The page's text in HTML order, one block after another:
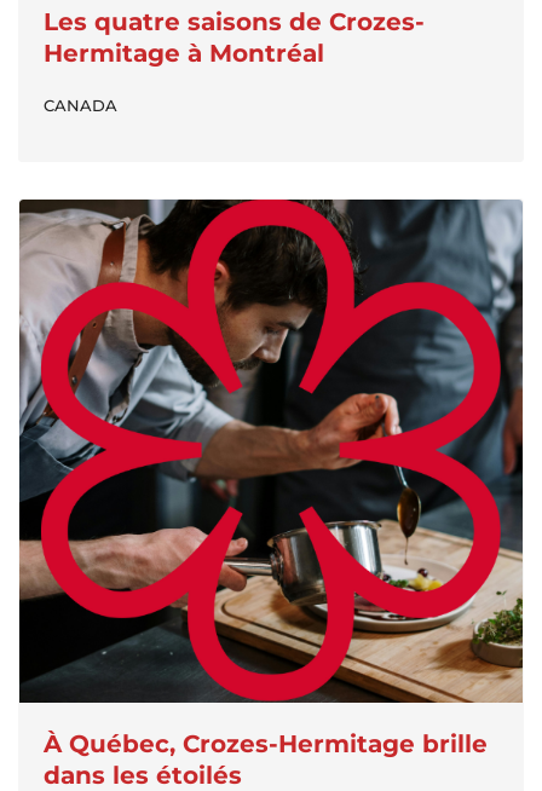
Les quatre saisons de Crozes-
Hermitage à Montréal
CANADA
À Québec, Crozes-Hermitage brille
dans les étoilés